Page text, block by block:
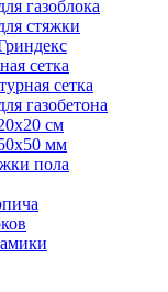
газоблока
стяжки
сетка
сетка
газобетона
см
50x50 мм
пола